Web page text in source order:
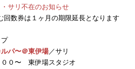
サリ不在のお知らせ
回数券は１ヶ月の期限延長となります
パ〜＠東伊場／サリ
００〜 東伊場スタジオ